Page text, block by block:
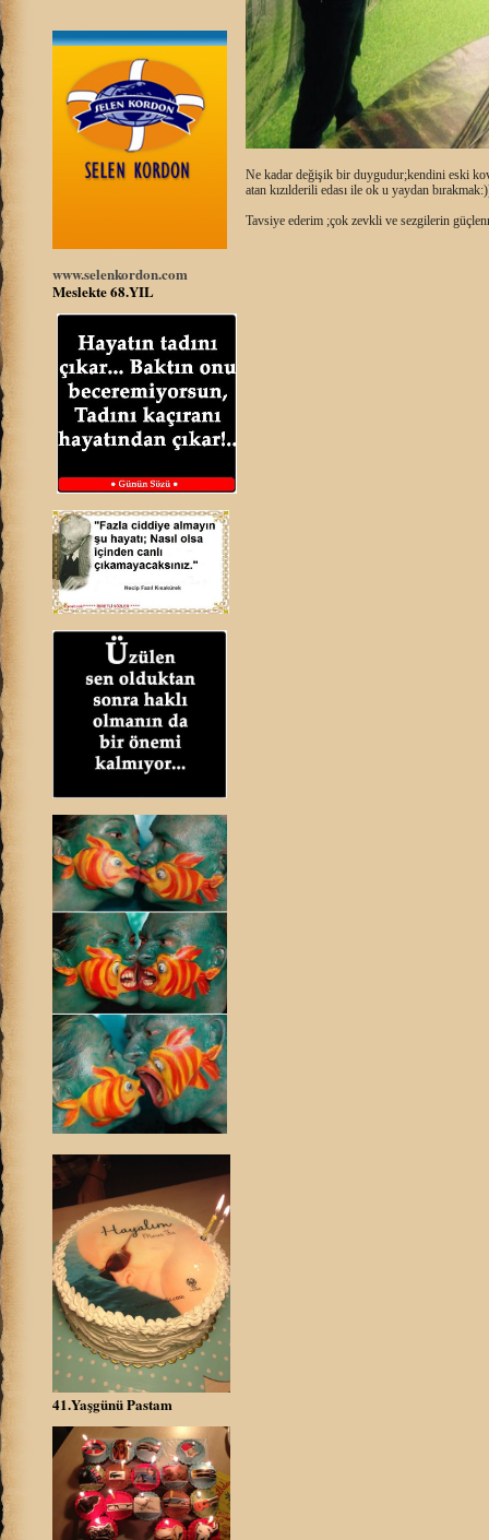
www.selenkordon.com
Meslekte 68.YIL
41.Yaşgünü Pastam
Ne kadar değişik bir duygudur;kendini eski
atan kızılderili edası ile ok u yaydan
Tavsiye ederim ;çok zevkli ve sezgilerin